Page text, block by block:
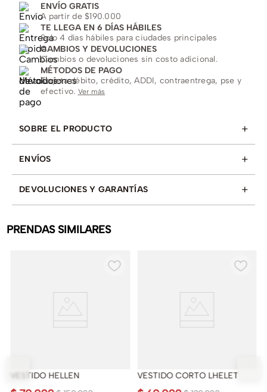
ENVÍO GRATIS
A partir de $190.000
TE LLEGA EN 6 DÍAS HÁBILES
Solo 4 días hábiles para ciudades principales
CAMBIOS Y DEVOLUCIONES
Cambios o devoluciones sin costo adicional.
MÉTODOS DE PAGO
Tarjeta débito, crédito, ADDI, contraentrega, pse y
efectivo. Ver más
SOBRE EL PRODUCTO +
ENVÍOS +
DEVOLUCIONES Y GARANTÍAS +
PRENDAS SIMILARES
VESTIDO HELLEN
VESTIDO CORTO LHELET